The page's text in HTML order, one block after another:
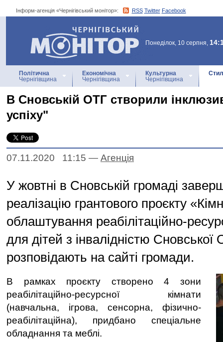
Інформ-агенція «Чернігівський монітор»: RSS Twitter Facebook
Інформ-агенція
«Чернігівський монітор»
Понеділок, 10 серпня,
Політична
Чернігівщина
Економічна
Чернігівщина
Культурна
Чернігівщина
В Сновській ОТГ створили
успіху"
07.11.2020 11:15 — Агенцiя
У жовтні в Сновській громаді
реалізацію грантового проєкту
облаштування реабілітаційно-
для дітей з інвалідністю Сновської
розповідають на сайті громади.
В рамках проєкту створено 4 зони
реабілітаційно-ресурсної кімнати
(навчальна, ігрова, сенсорна, фізично-
реабілітаційна), придбано спеціальне
обладнання та меблі.